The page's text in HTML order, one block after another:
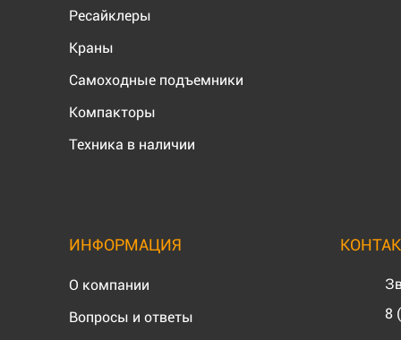
Ресайклеры
Краны
Самоходные подъемники
Компакторы
Техника в наличии
ИНФОРМАЦИЯ
О компании
Вопросы и ответы
8